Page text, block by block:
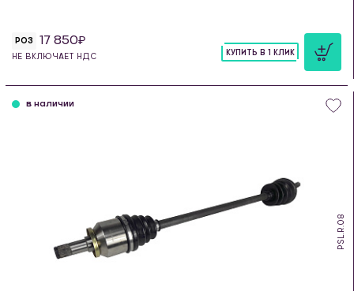
РОЗ 17 850
НЕ ВКЛЮЧАЕТ НДС
КУПИТЬ В 1 КЛИК
PSL.R.08
в наличии